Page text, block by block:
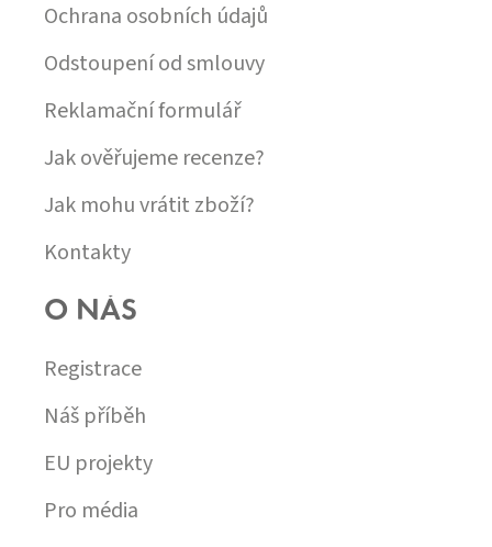
Ochrana osobních údajů
Odstoupení od smlouvy
Reklamační formulář
Jak ověřujeme recenze?
Jak mohu vrátit zboží?
Kontakty
O NÁS
Registrace
Náš příběh
EU projekty
Pro média